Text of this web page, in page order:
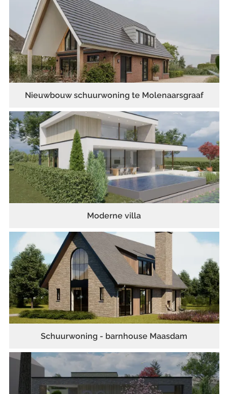
Nieuwbouw schuurwoning te Molenaarsgraaf
Moderne villa
Schuurwoning - barnhouse Maasdam